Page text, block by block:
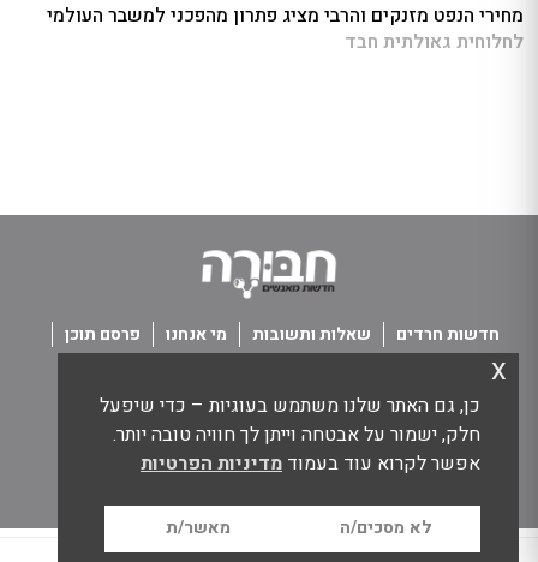
כן, גם האתר שלנו משתמש בעוגיות – כדי שיפעל
חלק, ישמור על אבטחה וייתן לך חוויה טובה יותר.
אפשר לקרוא עוד בעמוד מדיניות הפרטיות
לא מסכים/ה מאשר/ת
x
מחירי הנפט מזנקים והרבי מציג פתרון מהפכני למשבר העולמי
לחלוחית גאולתית חבד
חדשות חרדים שאלות ותשובות מי אנחנו
פרסם תוכן
כל הזכויות שמורות חבורה - חדשות מאנשים